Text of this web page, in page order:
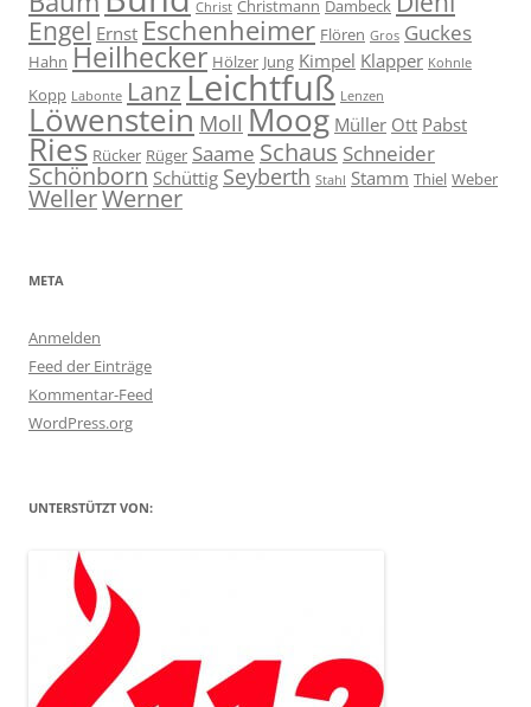
Christ Christmann Dambeck
Engel Ernst Eschenheimer Flören Gros Guckes
Hahn Heilhecker Hölzer Jung Kimpel Klapper Kohnle
Kopp Labonte LanzLeichtfuß Lenzen
Löwenstein Moll Moog Müller Ott Pabst
Ries Rücker Rüger Saame Schaus Schneider
Schönborn Schüttig Seyberth Stahl Stamm Thiel Weber
WellerWerner
META
Anmelden
Feed der Einträge
Kommentar-Feed
WordPress.org
UNTERSTÜTZT VON: